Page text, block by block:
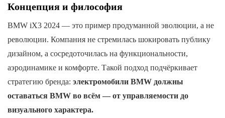
Концепция и философия
BMW iX3 2024 — это пример продуманной эволюции, а не
революции. Компания не стремилась шокировать публику
дизайном, а сосредоточилась на функциональности,
аэродинамике и комфорте. Такой подход подчёркивает
стратегию бренда: электромобили BMW должны
оставаться BMW во всём — от управляемости до
визуального характера.